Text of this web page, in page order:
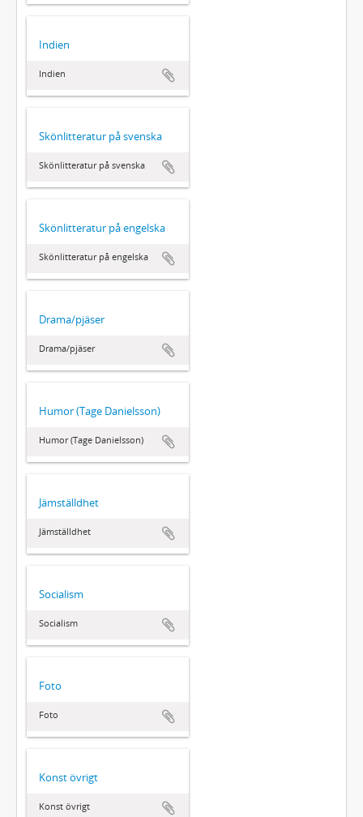
Indien
Indien
Skönlitteratur på svenska
Skönlitteratur på svenska
Skönlitteratur på engelska
Skönlitteratur på engelska
Drama/pjäser
Drama/pjäser
Humor (Tage Danielsson)
Humor (Tage Danielsson)
Jämställdhet
Jämställdhet
Socialism
Socialism
Foto
Foto
Konst övrigt
Konst övrigt